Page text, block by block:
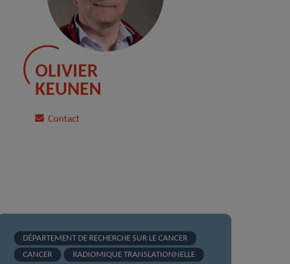
OLIVIER
KEUNEN
Contact
DÉPARTEMENT DE RECHERCHE SUR LE CANCER
CANCER
RADIOMIQUE TRANSLATIONNELLE